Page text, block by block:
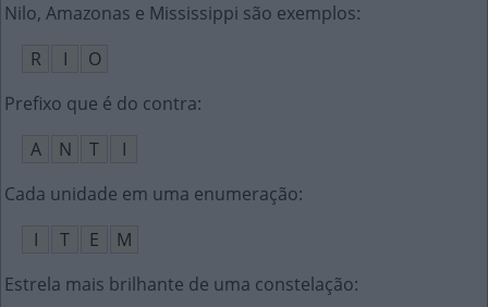
Nilo, Amazonas e Mississippi são exemplos:
R
I
O
Prefixo que é do contra:
A
N T
I
Cada unidade em uma enumeração:
I
T E
M
Estrela mais brilhante de uma constelação: